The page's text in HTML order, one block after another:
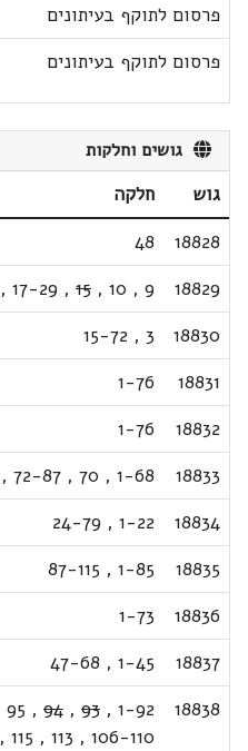
פרסום לתוקף בעיתונים
פרסום לתוקף בעיתונים
גושים וחלקות
גוש
חלקה
18828
48
18829
9
,
10
,
15
,
17-29
,
18830
3
,
15-72
18831
1-76
18832
1-76
18833
1-68
,
70
,
72-87
,
18834
1-22
,
24-79
18835
1-85
,
87-115
18836
1-73
18837
1-45
,
47-68
18838
1-92
,
93
,
94
,
95
106-110
,
113
,
115
,